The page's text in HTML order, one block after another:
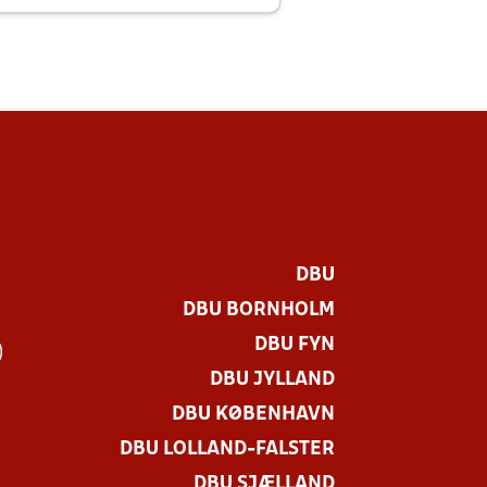
DBU
DBU BORNHOLM
DBU FYN
DBU JYLLAND
DBU KØBENHAVN
DBU LOLLAND-FALSTER